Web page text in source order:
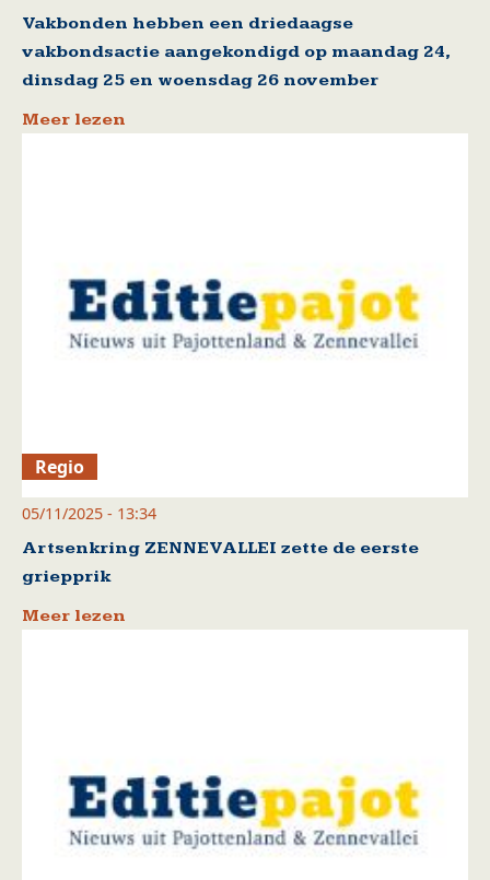
Vakbonden hebben een driedaagse
vakbondsactie aangekondigd op maandag 24,
dinsdag 25 en woensdag 26 november
Meer lezen
Regio
05/11/2025 - 13:34
Artsenkring ZENNEVALLEI zette de eerste
griepprik
Meer lezen